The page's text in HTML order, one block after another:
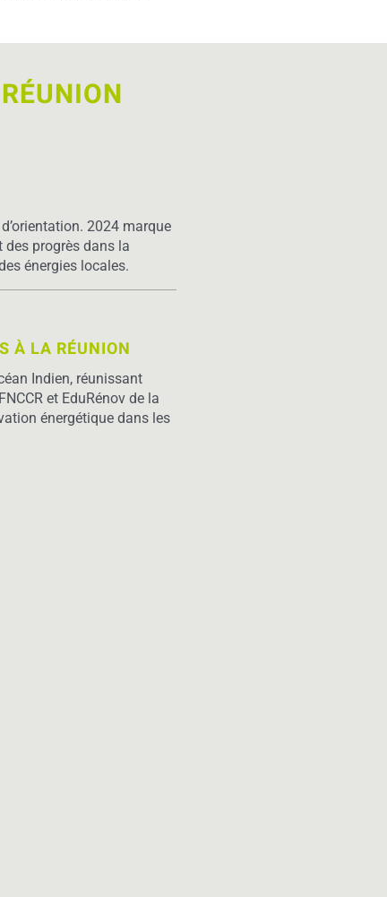
2024 marque
des progrès dans la
énergies locales.
À LA RÉUNION
Indien, réunissant
et EduRénov de la
énergétique dans les